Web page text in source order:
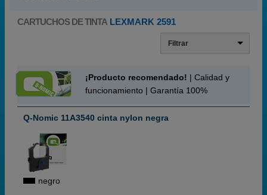
CARTUCHOS DE TINTA LEXMARK 2591
Filtrar
¡Producto recomendado! | Calidad y
funcionamiento | Garantía 100%
Q-Nomic 11A3540 cinta nylon negra
negro